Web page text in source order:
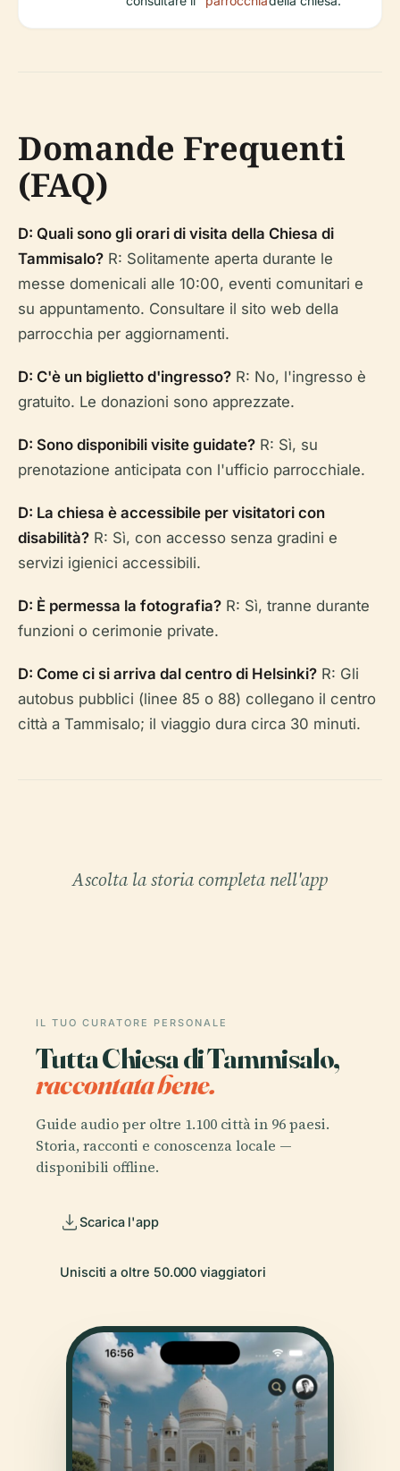
Domande Frequenti
(FAQ)
D: Quali sono gli orari di visita della Chiesa di
Tammisalo? R: Solitamente aperta durante le
messe domenicali alle 10:00, eventi comunitari e
su appuntamento. Consultare il sito web della
parrocchia per aggiornamenti.
D: C'è un biglietto d'ingresso? R: No, l'ingresso è
gratuito. Le donazioni sono apprezzate.
D: Sono disponibili visite guidate? R: Sì, su
prenotazione anticipata con l'ufficio parrocchiale.
D: La chiesa è accessibile per visitatori con
disabilità? R: Sì, con accesso senza gradini e
servizi igienici accessibili.
D: È permessa la fotografia? R: Sì, tranne durante
funzioni o cerimonie private.
D: Come ci si arriva dal centro di Helsinki? R: Gli
autobus pubblici (linee 85 o 88) collegano il centro
città a Tammisalo; il viaggio dura circa 30 minuti.
Ascolta la storia completa nell'app
IL TUO CURATORE PERSONALE
Tutta Chiesa di Tammisalo,
raccontata bene.
Guide audio per oltre 1.100 città in 96 paesi.
Storia, racconti e conoscenza locale —
disponibili offline.
Scarica l'app
Unisciti a oltre 50.000 viaggiatori